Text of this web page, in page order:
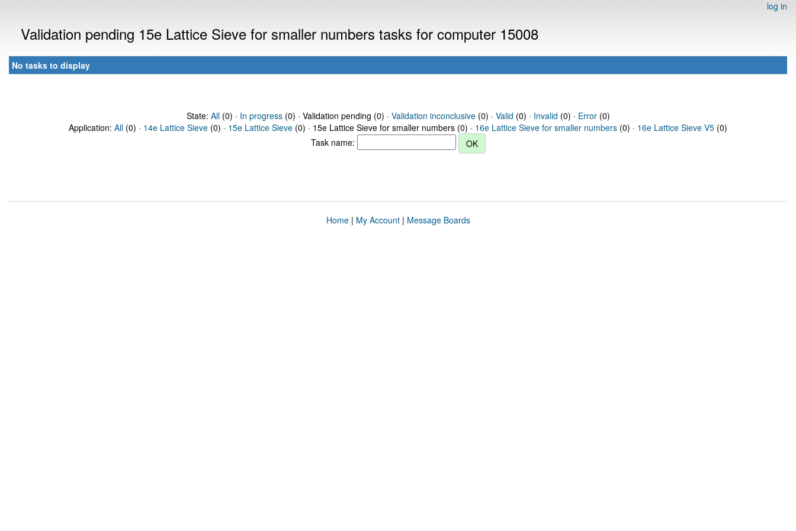
log in
Validation pending 15e Lattice Sieve for smaller numbers tasks for computer 15008
No tasks to display
State: All(0) · In progress(0) · Validation pending (0) · Validation inconclusive(0) · Valid (0) · Invalid (0) · Error(0)
Application: All (0) · 14e Lattice Sieve (0) · 15e Lattice Sieve (0) · 15e Lattice Sieve for smaller numbers (0) · 16e Lattice Sieve for smaller numbers (0) · 16e Lattice Sieve V5 (0)
Task name:
Home| My Account| Message Boards